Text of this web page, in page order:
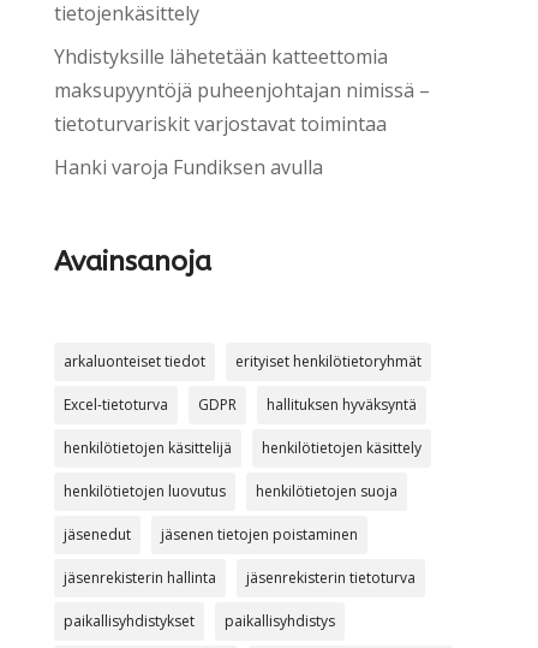
tietojenkäsittely
Yhdistyksille lähetetään katteettomia
maksupyyntöjä puheenjohtajan nimissä –
tietoturvariskit varjostavat toimintaa
Hanki varoja Fundiksen avulla
Avainsanoja
arkaluonteiset tiedot erityiset henkilötietoryhmät
Excel-tietoturva GDPR hallituksen hyväksyntä
henkilötietojen käsittelijä henkilötietojen käsittely
henkilötietojen luovutus henkilötietojen suoja
jäsenedut jäsenen tietojen poistaminen
jäsenrekisterin hallinta jäsenrekisterin tietoturva
paikallisyhdistykset paikallisyhdistys